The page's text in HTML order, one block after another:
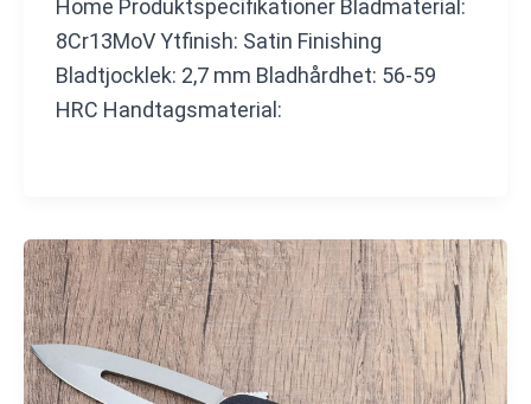
Home Produktspecifikationer Bladmaterial:
8Cr13MoV Ytfinish: Satin Finishing
Bladtjocklek: 2,7 mm Bladhårdhet: 56-59
HRC Handtagsmaterial: